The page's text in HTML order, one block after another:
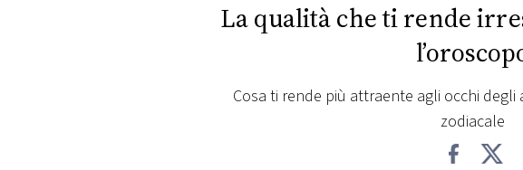
RADIO
RADIO
La qualità che ti rende
Cosa ti rende più attraente agli occhi
zodiacale